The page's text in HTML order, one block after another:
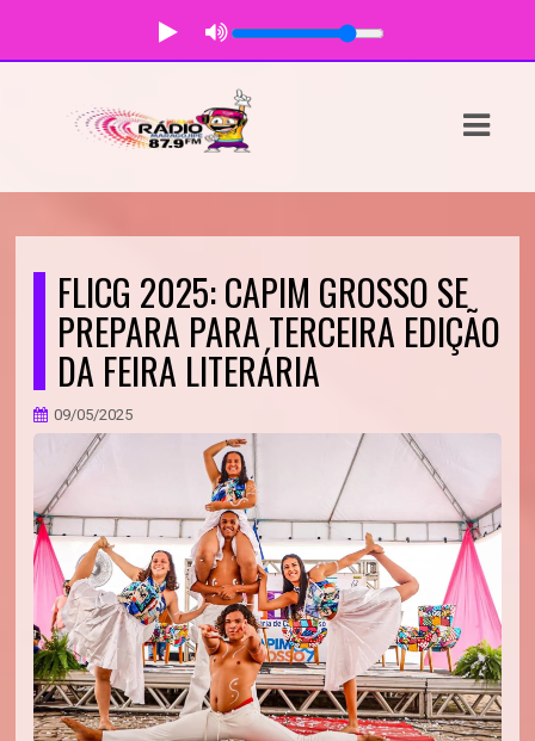
FLICG 2025: CAPIM GROSSO SE
PREPARA PARA TERCEIRA EDIÇÃO
DA FEIRA LITERÁRIA
09/05/2025